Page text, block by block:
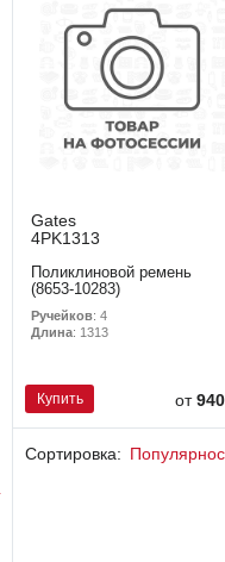
Gates
4PK1313
Поликлиновой ремень
(8653-10283)
Ручейков: 4
Длина: 1313
Купить от
Сортировка: